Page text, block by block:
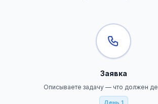
Заявка
Описываете задачу — что должен
День 1